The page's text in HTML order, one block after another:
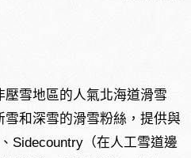
雪地區的人氣北海道滑雪
和深雪的滑雪粉絲，提供與
Sidecountry（在人工雪道邊